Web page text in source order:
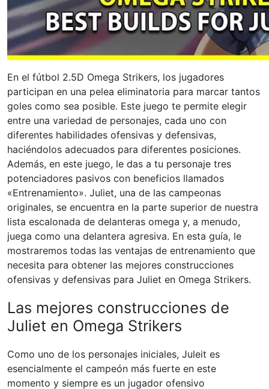
En el fútbol 2.5D Omega Strikers, los jugadores
participan en una pelea eliminatoria para marcar tantos
goles como sea posible. Este juego te permite elegir
entre una variedad de personajes, cada uno con
diferentes habilidades ofensivas y defensivas,
haciéndolos adecuados para diferentes posiciones.
Además, en este juego, le das a tu personaje tres
potenciadores pasivos con beneficios llamados
«Entrenamiento». Juliet, una de las campeonas
originales, se encuentra en la parte superior de nuestra
lista escalonada de delanteras omega y, a menudo,
juega como una delantera agresiva. En esta guía, le
mostraremos todas las ventajas de entrenamiento que
necesita para obtener las mejores construcciones
ofensivas y defensivas para Juliet en Omega Strikers.
Las mejores construcciones de
Juliet en Omega Strikers
Como uno de los personajes iniciales, Juleit es
esencialmente el campeón más fuerte en este
momento y siempre es un jugador ofensivo